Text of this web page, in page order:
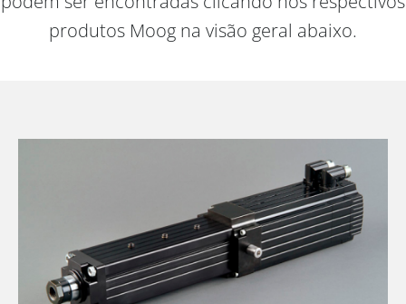
produtos Moog na visão geral abaixo.